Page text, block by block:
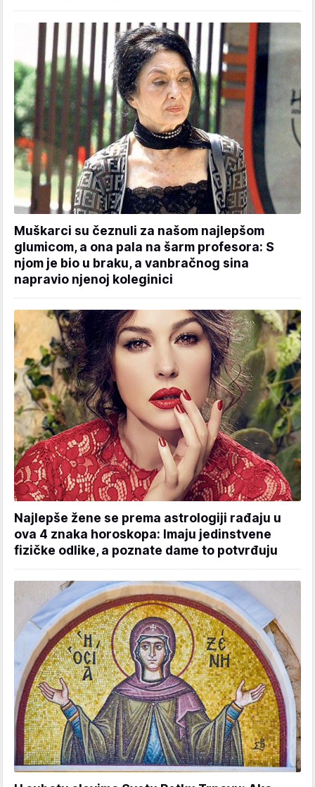
Muškarci su čeznuli za našom najlepšom
glumicom, a ona pala na šarm profesora: S
njom je bio u braku, a vanbračnog sina
napravio njenoj koleginici
Najlepše žene se prema astrologiji rađaju u
ova 4 znaka horoskopa: Imaju jedinstvene
fizičke odlike, a poznate dame to potvrđuju